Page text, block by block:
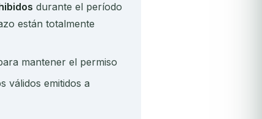
durante el período
están totalmente
mantener el permiso
válidos emitidos a